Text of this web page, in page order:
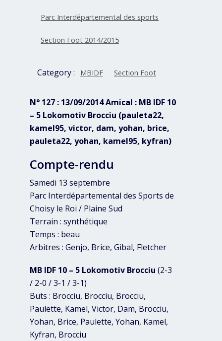
Parc Interdépartemental des sports
Section Foot 2014/2015
Category : MBIDF Section Foot
N° 127 : 13/09/2014 Amical : MB IDF 10
– 5 Lokomotiv Brocciu (pauleta22,
kamel95, victor, dam, yohan, brice,
pauleta22, yohan, kamel95, kyfran)
Compte-rendu
Samedi 13 septembre
Parc Interdépartemental des Sports de
Choisy le Roi / Plaine Sud
Terrain : synthétique
Temps : beau
Arbitres : Genjo, Brice, Gibal, Fletcher
MB IDF 10 – 5 Lokomotiv Brocciu (2-3
/ 2-0 / 3-1 / 3-1)
Buts : Brocciu, Brocciu, Brocciu,
Paulette, Kamel, Victor, Dam, Brocciu,
Yohan, Brice, Paulette, Yohan, Kamel,
Kyfran, Brocciu